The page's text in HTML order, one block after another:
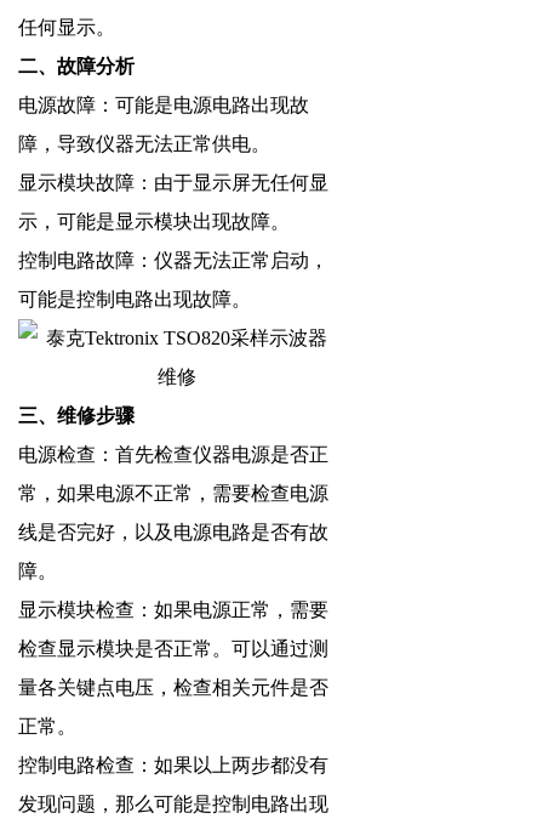
任何显示。
二、故障分析
电源故障：可能是电源电路出现故
障，导致仪器无法正常供电。
显示模块故障：由于显示屏无任何显
示，可能是显示模块出现故障。
控制电路故障：仪器无法正常启动，
可能是控制电路出现故障。
三、维修步骤
电源检查：首先检查仪器电源是否正
常，如果电源不正常，需要检查电源
线是否完好，以及电源电路是否有故
障。
显示模块检查：如果电源正常，需要
检查显示模块是否正常。可以通过测
量各关键点电压，检查相关元件是否
正常。
控制电路检查：如果以上两步都没有
发现问题，那么可能是控制电路出现